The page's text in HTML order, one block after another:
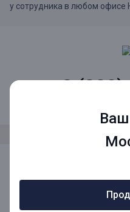
Ваш
у сотрудника в любом офисе
8 (800)